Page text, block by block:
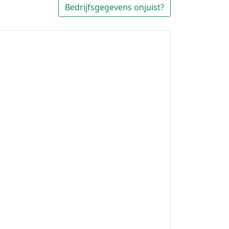
Bedrijfsgegevens onjuist?